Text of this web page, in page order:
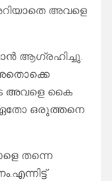
അവളെ
ആഗ്രഹിച്ചു.
അവളെ കൈ
ഏതോ ഒരുത്തനെ
തന്നെ